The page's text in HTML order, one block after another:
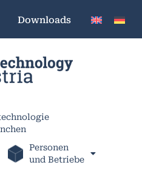
Downloads
Personen
und Betriebe